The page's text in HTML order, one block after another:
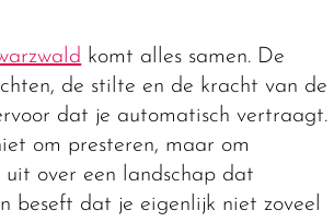
komt alles samen. De
de stilte en de kracht van de
dat je automatisch vertraagt.
om presteren, maar om
uit over een landschap dat
beseft dat je eigenlijk niet zoveel